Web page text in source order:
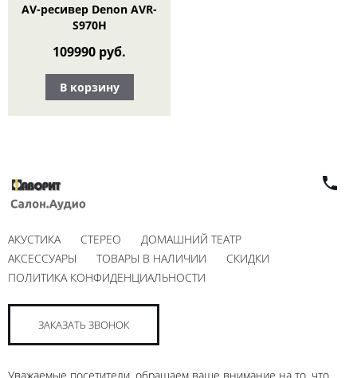
AV-ресивер Denon AVR-
S970H
109990 руб.
В корзину
АКУСТИКА СТЕРЕО
ДОМАШНИЙ ТЕАТР
АКСЕССУАРЫ
ТОВАРЫ В НАЛИЧИИ
СКИДКИ
ПОЛИТИКА КОНФИДЕНЦИАЛЬНОСТИ
ЗАКАЗАТЬ ЗВОНОК